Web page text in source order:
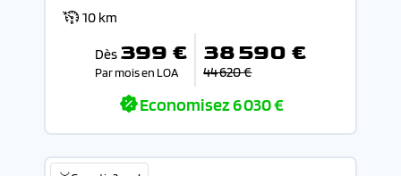
10 km
Dès 399 €
Par mois en LOA
38 590 €
44 620 €
Economisez6 030 €